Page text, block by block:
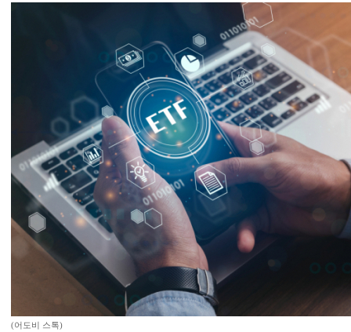
(어도비 스톡)